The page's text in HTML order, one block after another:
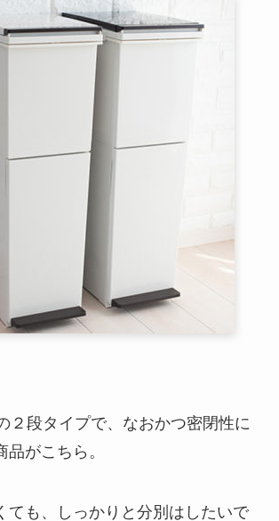
２段タイプで、なおかつ密閉性に
品がこちら。
ても、しっかりと分別はしたいで